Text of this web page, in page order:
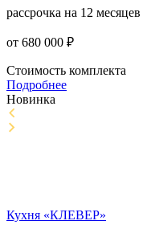
рассрочка на 12 месяцев
от 680 000 ₽
Стоимость комплекта
Подробнее
Новинка
Кухня «КЛЕВЕР»